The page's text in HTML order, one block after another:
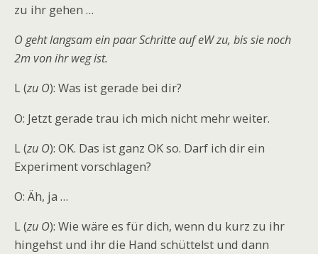
zu ihr gehen …
O geht langsam ein paar Schritte auf eW zu, bis sie noch
2m von ihr weg ist.
L (zu O): Was ist gerade bei dir?
O: Jetzt gerade trau ich mich nicht mehr weiter.
L (zu O): OK. Das ist ganz OK so. Darf ich dir ein
Experiment vorschlagen?
O: Äh, ja …
L (zu O): Wie wäre es für dich, wenn du kurz zu ihr
hingehst und ihr die Hand schüttelst und dann